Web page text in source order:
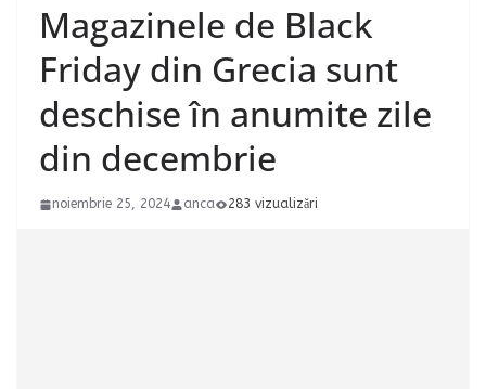
Magazinele de Black
Friday din Grecia sunt
deschise în anumite zile
din decembrie
noiembrie 25, 2024 anca 283 vizualizări